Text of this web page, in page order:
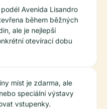
Avenida Lisandro
během běžných
ale je nejlepší
otevírací dobu
míst je zdarma, ale
speciální výstavy
vstupenky.